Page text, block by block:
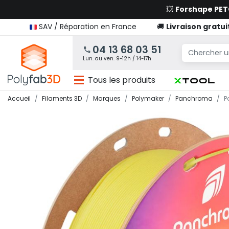
💥 Forshape
SAV / Réparation en France
🚚 Livraison
04 13 68 03 51
Lun. au ven. 9-12h / 14-17h
Tous les produits
Accueil Filaments 3D Marques Polymaker Panchroma